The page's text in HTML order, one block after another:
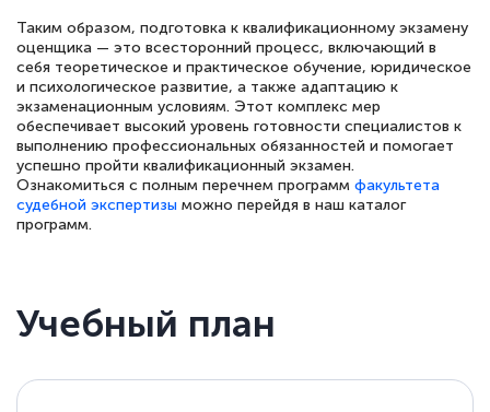
10 марта 2026
Оставила заявку на обучение онлайн, мне
быстро ответили, разъяснили все детали.
Обучение понравилось: огромное
количество тематической литературы,
пособий и учебников доступно на время
прохождения курса, удобная система
Таким образом, подготовка к квалификационному экзамену
оценщика — это всесторонний процесс, включающий в
себя теоретическое и практическое обучение, юридическое
и психологическое развитие, а также адаптацию к
экзаменационным условиям. Этот комплекс мер
обеспечивает высокий уровень готовности специалистов к
выполнению профессиональных обязанностей и помогает
успешно пройти квалификационный экзамен.
Ознакомиться с полным перечнем программ факультета
судебной экспертизы можно перейдя в наш каталог
программ.
Учебный план